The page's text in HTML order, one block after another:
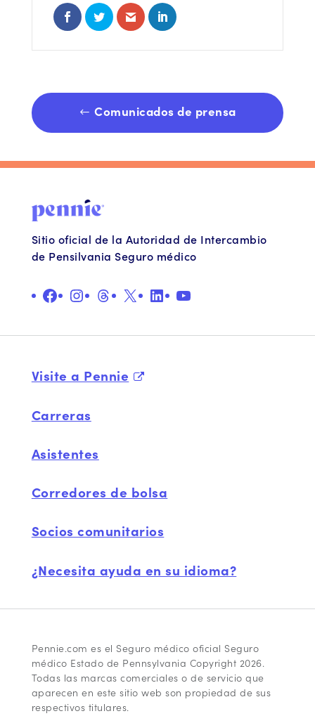
Share on Facebook
Share on Twitter
Share via Email
Share on LinkedIn
Comunicados de prensa
Sitio oficial de la Autoridad de Intercambio
de Pensilvania Seguro médico
Facebook
Instagram
Hilos
X LinkedInYouTube
Visite a Pennie
Carreras
Asistentes
Corredores de bolsa
Socios comunitarios
¿Necesita ayuda en su idioma?
Pennie.com es el Seguro médico oficial Seguro
médico Estado de Pennsylvania Copyright 2026.
Todas las marcas comerciales o de servicio que
aparecen en este sitio web son propiedad de sus
respectivos titulares.